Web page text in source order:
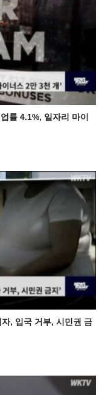
률 4.1%, 일자리 마이
, 입국 거부, 시민권 금